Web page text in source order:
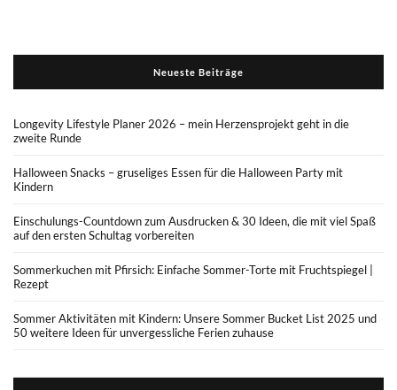
Neueste Beiträge
Longevity Lifestyle Planer 2026 – mein Herzensprojekt geht in die
zweite Runde
Halloween Snacks – gruseliges Essen für die Halloween Party mit
Kindern
Einschulungs-Countdown zum Ausdrucken & 30 Ideen, die mit viel Spaß
auf den ersten Schultag vorbereiten
Sommerkuchen mit Pfirsich: Einfache Sommer-Torte mit Fruchtspiegel |
Rezept
Sommer Aktivitäten mit Kindern: Unsere Sommer Bucket List 2025 und
50 weitere Ideen für unvergessliche Ferien zuhause